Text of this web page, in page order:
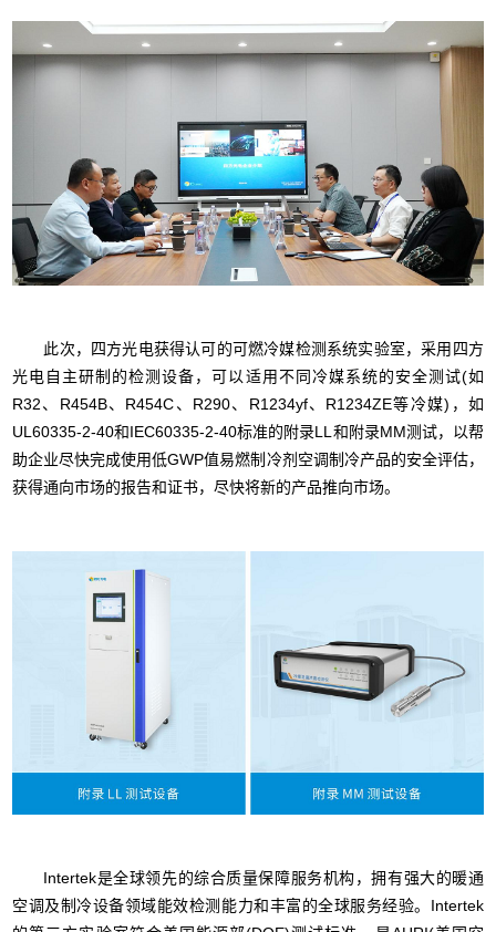
此次，四方光电获得认可的可燃冷媒检测系统实验室，采用四方
光电自主研制的检测设备，可以适用不同冷媒系统的安全测试(如
R32、R454B、R454C、R290、R1234yf、R1234ZE等冷媒)，如
UL60335-2-40和IEC60335-2-40标准的附录LL和附录MM测试，以帮
助企业尽快完成使用低GWP值易燃制冷剂空调制冷产品的安全评估，
获得通向市场的报告和证书，尽快将新的产品推向市场。
Intertek是全球领先的综合质量保障服务机构，拥有强大的暖通
空调及制冷设备领域能效检测能力和丰富的全球服务经验。Intertek